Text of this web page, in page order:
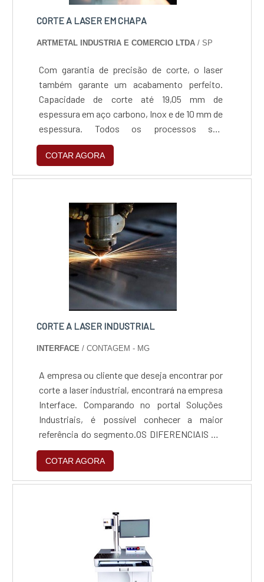
CORTE A LASER EM CHAPA
ARTMETAL INDUSTRIA E COMERCIO LTDA / SP
Com garantia de precisão de corte, o laser
também garante um acabamento perfeito.
Capacidade de corte até 19,05 mm de
espessura em aço carbono, Inox e de 10 mm de
espessura. Todos os processos são
gerenciados por softwares de alta tecnologia,
que garantem a confiabilidade do processo e a
certeza do produto final dentro das mais
de anomalia ou deformação.
COTAR AGORA
CORTE A LASER INDUSTRIAL
INTERFACE / CONTAGEM - MG
A empresa ou cliente que deseja encontrar por
corte a laser industrial, encontrará na empresa
Interface. Comparando no portal Soluções
Industriais, é possível conhecer a maior
referência do segmento.OS DIFERENCIAIS DE
CORTE A LASER INDUSTRIALQuem quer
encontrar uma empresa de corte a laser
industrial comprometedora com os serviços,
guilhotina para chapa metálica. A companha
visa oferecer o que há de melhor no mercado
para cada cliente.Ainda com uma visão
analítica sobre corte a laser industrial, deve-se
COTAR AGORA